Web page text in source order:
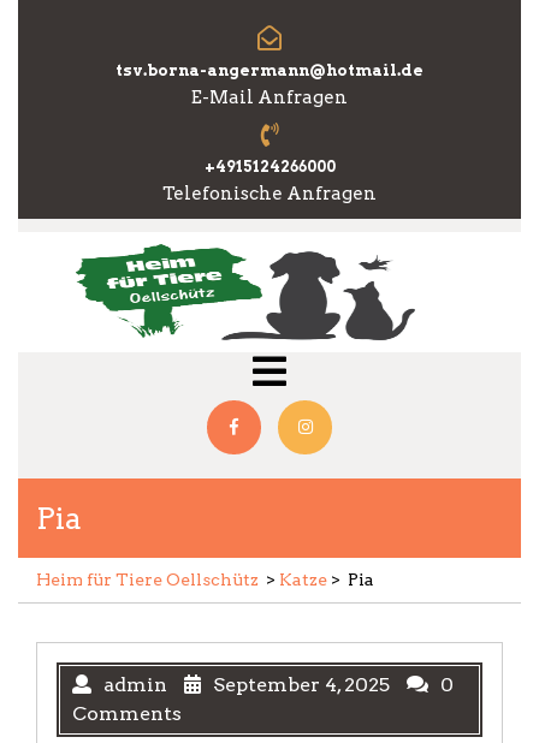
tsv.borna-angermann@hotmail.de
E-Mail Anfragen
+4915124266000
Telefonische Anfragen
Open
Menu
Facebook
Pia
Heim für Tiere Oellschütz > Katze > Pia
admin September 4, 2025
0
Comments